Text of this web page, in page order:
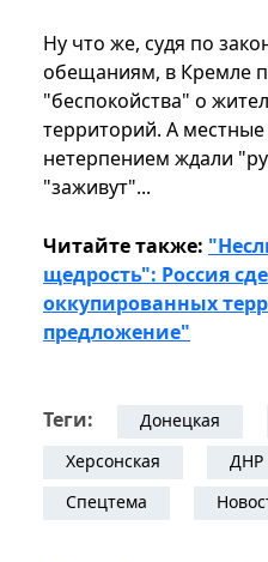
Ну что же, судя по
обещаниям, в Кремле
"беспокойства" о
территорий. А
нетерпением ждали
"заживут"...
Читайте также:
щедрость": Россия
оккупированных
предложение"
Теги: Донецкая
Херсонская
ДНР
Спецтема